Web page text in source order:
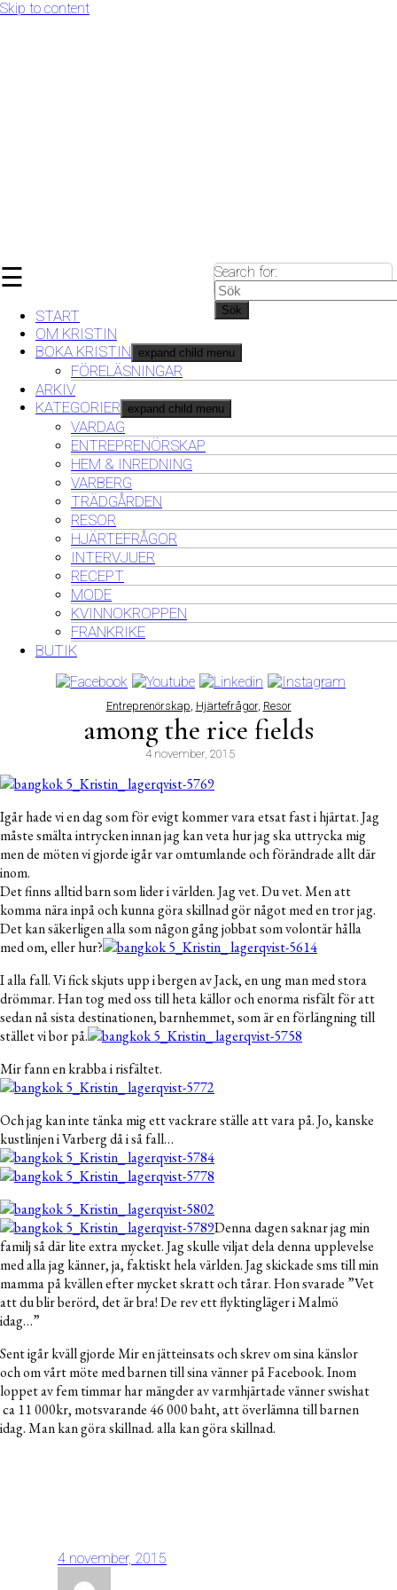
Skip to content
☰
START
OM KRISTIN
BOKA KRISTIN
expand child menu
FÖRELÄSNINGAR
ARKIV
KATEGORIER
expand child menu
VARDAG
ENTREPRENÖRSKAP
HEM & INREDNING
VARBERG
TRÄDGÅRDEN
RESOR
HJÄRTEFRÅGOR
INTERVJUER
RECEPT
MODE
KVINNOKROPPEN
FRANKRIKE
BUTIK
Search for:
Sök
Entreprenörskap, Hjärtefrågor, Resor
among the rice fields
4 november, 2015
Igår hade vi en dag som för evigt kommer vara etsat fast i hjärtat. Jag
måste smälta intrycken innan jag kan veta hur jag ska uttrycka mig
men de möten vi gjorde igår var omtumlande och förändrade allt där
inom.
Det finns alltid barn som lider i världen. Jag vet. Du vet. Men att
komma nära inpå och kunna göra skillnad gör något med en tror jag.
Det kan säkerligen alla som någon gång jobbat som volontär hålla
med om, eller hur?
I alla fall. Vi fick skjuts upp i bergen av Jack, en ung man med stora
drömmar. Han tog med oss till heta källor och enorma risfält för att
sedan nå sista destinationen, barnhemmet, som är en förlängning till
stället vi bor på.
Mir fann en krabba i risfältet.
Och jag kan inte tänka mig ett vackrare ställe att vara på. Jo, kanske
kustlinjen i Varberg då i så fall…
Denna dagen saknar jag min
familj så där lite extra mycket. Jag skulle viljat dela denna upplevelse
med alla jag känner, ja, faktiskt hela världen. Jag skickade sms till min
mamma på kvällen efter mycket skratt och tårar. Hon svarade ”Vet
att du blir berörd, det är bra! De rev ett flyktingläger i Malmö
idag…”
Sent igår kväll gjorde Mir en jätteinsats och skrev om sina känslor
och om vårt möte med barnen till sina vänner på Facebook. Inom
loppet av fem timmar har mängder av varmhjärtade vänner swishat
ca 11 000kr, motsvarande 46 000 baht, att överlämna till barnen
idag. Man kan göra skillnad. alla kan göra skillnad.
4 november, 2015